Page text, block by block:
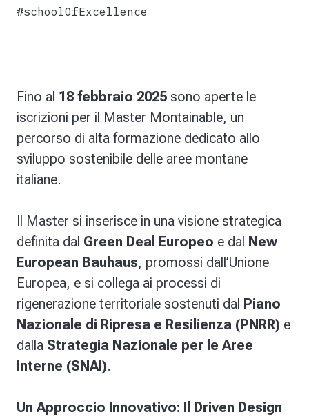
#schoolOfExcellence
Fino al 18 febbraio 2025 sono aperte le
iscrizioni per il Master Montainable, un
percorso di alta formazione dedicato allo
sviluppo sostenibile delle aree montane
italiane.
Il Master si inserisce in una visione strategica
definita dal Green Deal Europeo e dal New
European Bauhaus, promossi dall’Unione
Europea, e si collega ai processi di
rigenerazione territoriale sostenuti dal Piano
Nazionale di Ripresa e Resilienza (PNRR) e
dalla Strategia Nazionale per le Aree
Interne (SNAI).
Un Approccio Innovativo: Il Driven Design